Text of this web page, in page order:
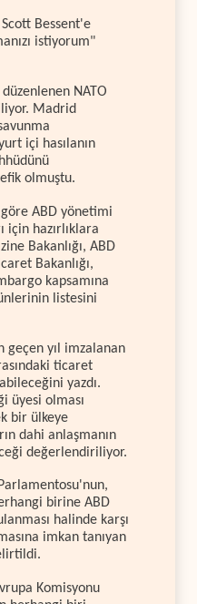
Bessent'e
istiyorum"
düzenlenen NATO
Madrid
içi hasılanın
olmuştu.
ABD yönetimi
için hazırlıklara
Bakanlığı, ABD
Bakanlığı,
kapsamına
listesini
geçen yıl imzalanan
ticaret
yazdı.
üyesi olması
bir ülkeye
dahi anlaşmanın
değerlendiriliyor.
birine ABD
halinde karşı
imkan tanıyan
Komisyonu